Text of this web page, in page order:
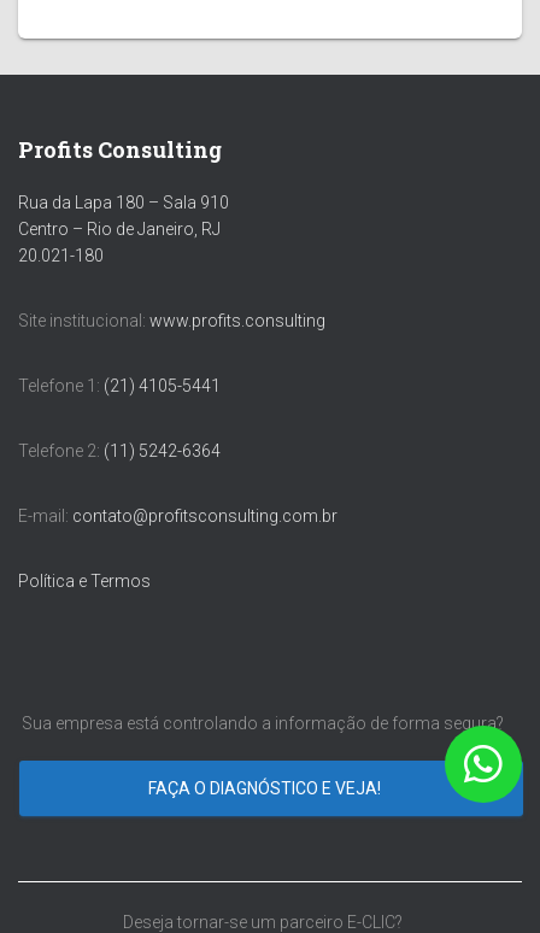
Profits Consulting
Rua da Lapa 180 – Sala 910
Centro – Rio de Janeiro, RJ
20.021-180
Site institucional: www.profits.consulting
Telefone 1: (21) 4105-5441
Telefone 2: (11) 5242-6364
E-mail: contato@profitsconsulting.com.br
Política e Termos
Sua empresa está controlando a informação de forma segura?
FAÇA O DIAGNÓSTICO E VEJA!
Deseja tornar-se um parceiro E-CLIC?